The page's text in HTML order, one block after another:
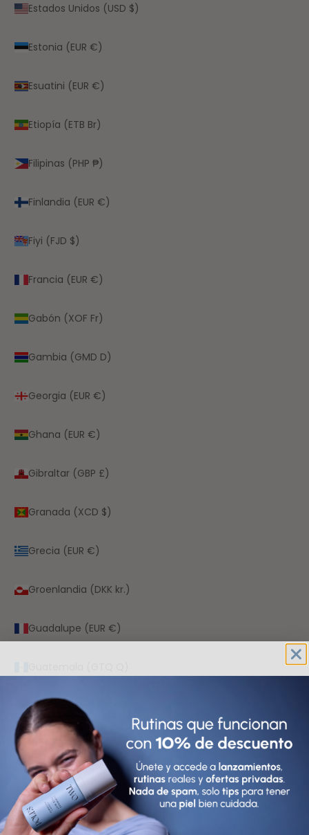
Estados Unidos (USD $)
Estonia (EUR €)
Esuatini (EUR €)
Etiopía (ETB Br)
Filipinas (PHP ₱)
Finlandia (EUR €)
Fiyi (FJD $)
Francia (EUR €)
Gabón (XOF Fr)
Gambia (GMD D)
Georgia (EUR €)
Ghana (EUR €)
Gibraltar (GBP £)
Granada (XCD $)
Grecia (EUR €)
Groenlandia (DKK kr.)
Guadalupe (EUR €)
Guayana Francesa (EUR €)
Guernesey (GBP £)
Guinea (GNF Fr)
Guinea Ecuatorial (XAF CFA)